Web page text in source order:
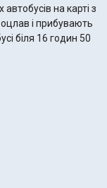
на карті з
і прибувають
біля 16 годин 50